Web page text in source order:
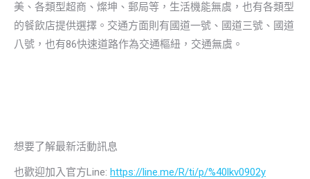
美、各類型超商、燦坤、郵局等，生活機能無虞，也有各類型
的餐飲店提供選擇。交通方面則有國道一號、國道三號、國道
八號，也有86快速道路作為交通樞紐，交通無虞。
想要了解最新活動訊息
也歡迎加入官方Line: https://line.me/R/ti/p/%40lkv0902y